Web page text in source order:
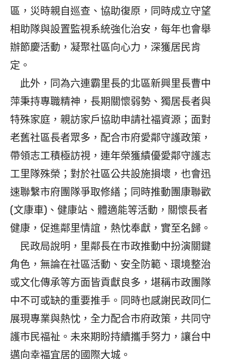
區，災時親自巡查、協助復原，同時成立守望
相助隊與設置監視系統強化治安，每年也會舉
辦節慶活動，凝聚社區向心力，深獲居民肯
定。
此外，同為六連霸里長的北區新興里長曹中
萍秉持專職精神，長期關懷弱勢、獨居長者與
特殊家庭，親訪家戶協助申請社福資源；面對
老舊社區長者眾多，配合市府愛鄰守護政策，
帶領志工積極訪視，連年榮獲績優愛鄰守護志
工里隊殊榮；對於社區公共設施損壞，也會迅
速聯繫市府團隊爭取修繕；同時推動團康聯歡
(文康車)、健康站、體適能等活動，關懷長者
健康，促進鄰里情誼，熱忱奉獻，實至名歸。
民政局說明，里鄰長在市政推動中扮演關鍵
角色，無論在社區活動、安全防範、環境整治
或文化傳承等方面皆貢獻良多，堪稱市政團隊
中不可或缺的重要推手。同時也感謝民政同仁
展現專業與熱忱，全力配合市府政策，共同守
護市民福祉。未來期盼持續攜手努力，讓台中
邁向幸福宜居的國際大城。